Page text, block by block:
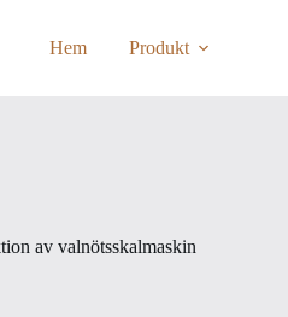
Hem Produkt
av valnötsskalmaskin